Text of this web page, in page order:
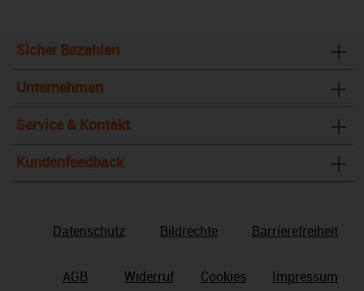
Sicher Bezahlen
Unternehmen
Service & Kontakt
Kundenfeedback
Datenschutz Bildrechte Barrierefreiheit
AGB Widerruf Cookies Impressum